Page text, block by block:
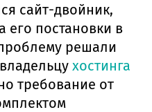
сайт-двойник,
постановки в
решали
хостинга
требование от